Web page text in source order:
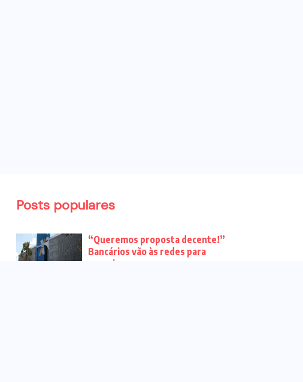
Posts populares
“Queremos proposta decente!”
Bancários vão às redes para
pressionar a...